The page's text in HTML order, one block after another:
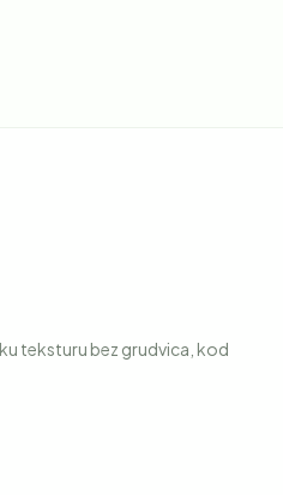
teksturu bez grudvica, kod